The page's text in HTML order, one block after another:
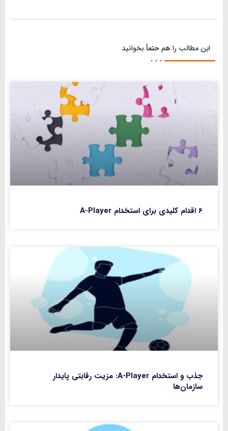
این مطالب را همحتماً بخوانید
6 اقدام کلیدی برای استخدام A-Player
جذب و استخدام A-Player: مزیت رقابتی پایدار
سازمان‌ها